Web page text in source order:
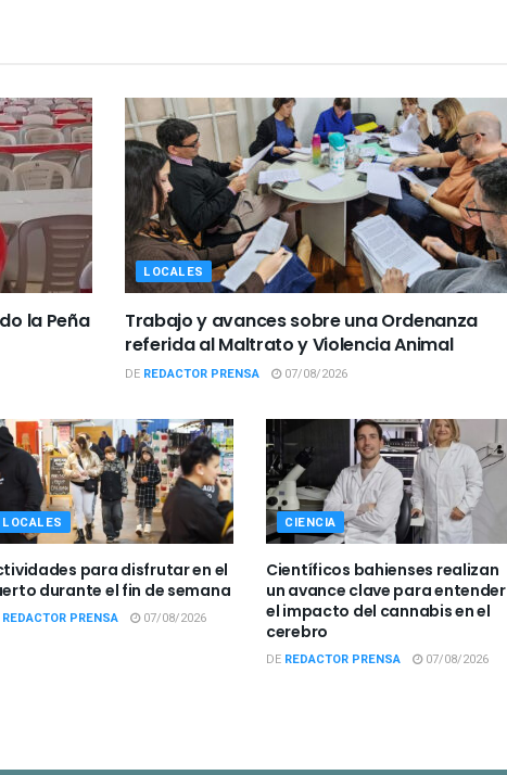
la Peña
LOCALES
Trabajo y avances sobre una Ordenanza
referida al Maltrato y Violencia Animal
DE REDACTOR PRENSA 07/08/2026
LOCALES
para disfrutar en el
durante el fin de semana
REDACTOR PRENSA 07/08/2026
CIENCIA
Científicos bahienses realizan
un avance clave para entender
el impacto del cannabis en el
cerebro
DE REDACTOR PRENSA 07/08/2026